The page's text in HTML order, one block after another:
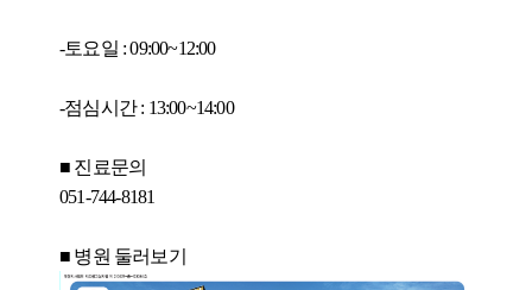
-토요일 : 09:00~12:00
-점심시간 : 13:00~14:00
■ 진료문의
051-744-8181
■ 병원 둘러보기